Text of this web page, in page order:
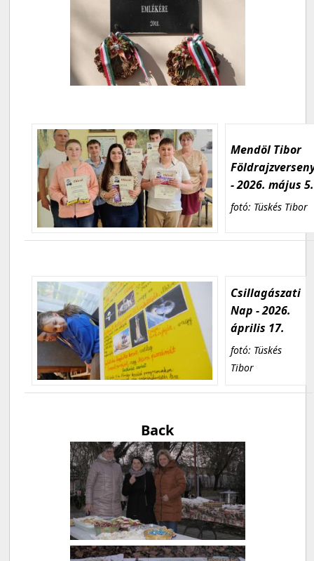
Mendöl Tibor
- 2026. május 5.
fotó: Tüskés Tibor
Csillagászati
Nap - 2026.
április 17.
fotó: Tüskés
Tibor
Back